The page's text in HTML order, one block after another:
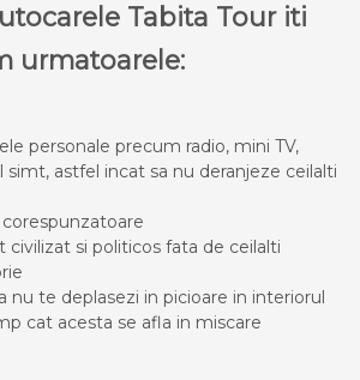
Tabita Tour iti
urmatoarele:
personale precum radio, mini TV,
astfel incat sa nu deranjeze ceilalti
si politicos fata de ceilalti
nu te deplasezi in picioare in interiorul
cat acesta se afla in miscare